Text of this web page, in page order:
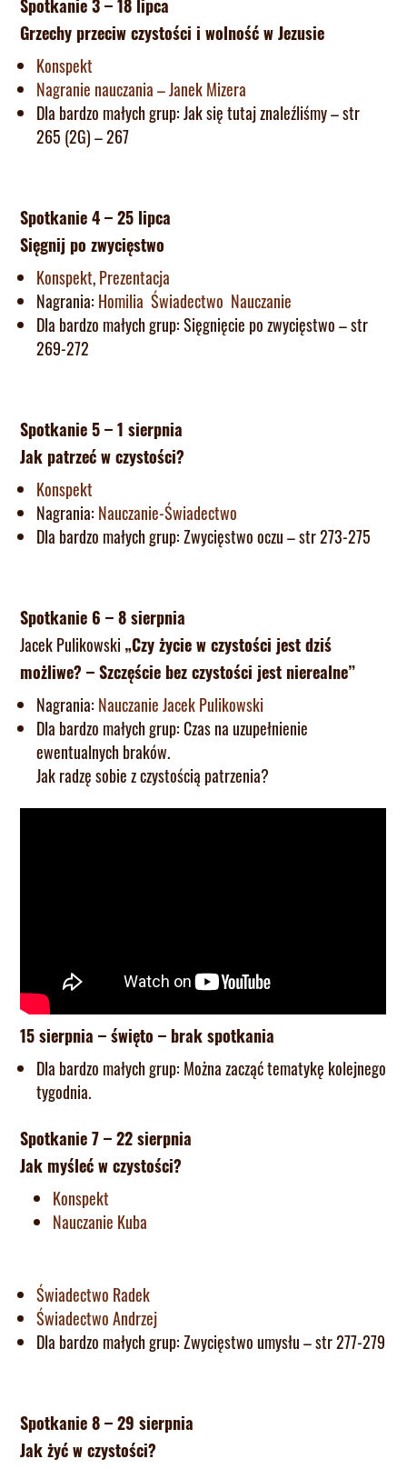
Spotkanie 3 – 18 lipca
Grzechy przeciw czystości i wolność w Jezusie
Konspekt
Nagranie nauczania – Janek Mizera
Dla bardzo małych grup: Jak się tutaj znaleźliśmy – str
265 (2G) – 267
Spotkanie 4 – 25 lipca
Sięgnij po zwycięstwo
Konspekt,Prezentacja
Nagrania: Homilia Świadectwo Nauczanie
Dla bardzo małych grup: Sięgnięcie po zwycięstwo – str
269-272
Spotkanie 5 – 1 sierpnia
Jak patrzeć w czystości?
Konspekt
Nagrania: Nauczanie-Świadectwo
Dla bardzo małych grup: Zwycięstwo oczu – str 273-275
Spotkanie 6 – 8 sierpnia
Jacek Pulikowski „Czy życie w czystości jest dziś
możliwe? – Szczęście bez czystości jest nierealne”
Nagrania: Nauczanie Jacek Pulikowski
Dla bardzo małych grup: Czas na uzupełnienie
ewentualnych braków.
Jak radzę sobie z czystością patrzenia?
15 sierpnia – święto – brak spotkania
Dla bardzo małych grup: Można zacząć tematykę kolejnego
tygodnia.
Spotkanie 7 – 22 sierpnia
Jak myśleć w czystości?
Konspekt
Nauczanie Kuba
Świadectwo Radek
Świadectwo Andrzej
Dla bardzo małych grup: Zwycięstwo umysłu – str 277-279
Spotkanie 8 – 29 sierpnia
Jak żyć w czystości?